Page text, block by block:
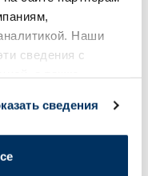
Наши
сведения с
сведения
BABE Lip&Cheek
бальзам для губ,
5.04 €